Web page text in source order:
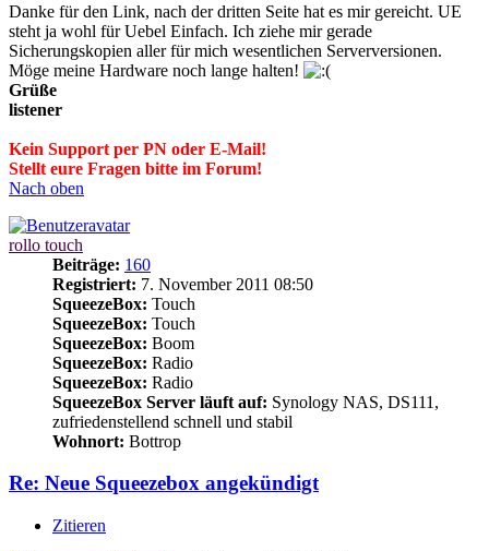
Danke für den Link, nach der dritten Seite hat es mir gereicht. UE
steht ja wohl für Uebel Einfach. Ich ziehe mir gerade
Sicherungskopien aller für mich wesentlichen Serverversionen.
Möge meine Hardware noch lange halten!
Grüße
listener
Kein Support per PN oder E-Mail!
Stellt eure Fragen bitte im Forum!
Nach oben
rollo touch
Beiträge: 160
Registriert: 7. November 2011 08:50
SqueezeBox: Touch
SqueezeBox: Touch
SqueezeBox: Boom
SqueezeBox: Radio
SqueezeBox: Radio
SqueezeBox Server läuft auf: Synology NAS, DS111,
zufriedenstellend schnell und stabil
Wohnort: Bottrop
Re: Neue Squeezebox angekündigt
Zitieren